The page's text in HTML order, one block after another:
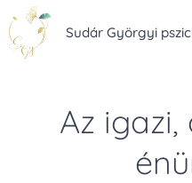
Sudár Györgyi
Az